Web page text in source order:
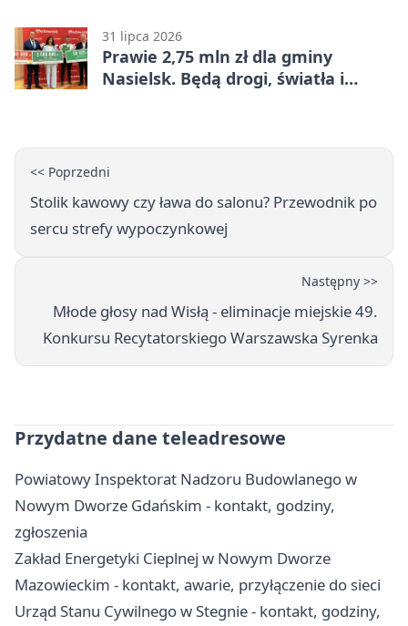
31 lipca 2026
Prawie 2,75 mln zł dla gminy
Nasielsk. Będą drogi, światła i
<< Poprzedni
Stolik kawowy czy ława do salonu? Przewodnik po
sercu strefy wypoczynkowej
Następny >>
Młode głosy nad Wisłą - eliminacje miejskie 49.
Konkursu Recytatorskiego Warszawska Syrenka
Przydatne dane teleadresowe
Powiatowy Inspektorat Nadzoru Budowlanego w
Nowym Dworze Gdańskim - kontakt, godziny,
zgłoszenia
Zakład Energetyki Cieplnej w Nowym Dworze
Mazowieckim - kontakt, awarie, przyłączenie do sieci
Urząd Stanu Cywilnego w Stegnie - kontakt, godziny,